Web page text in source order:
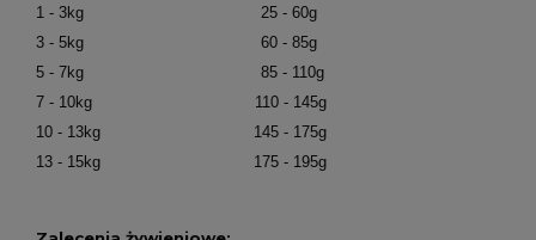
1 - 3kg 25 - 60g
3 - 5kg 60 - 85g
5 - 7kg 85 - 110g
7 - 10kg 110 - 145g
10 - 13kg 145 - 175g
13 - 15kg 175 - 195g